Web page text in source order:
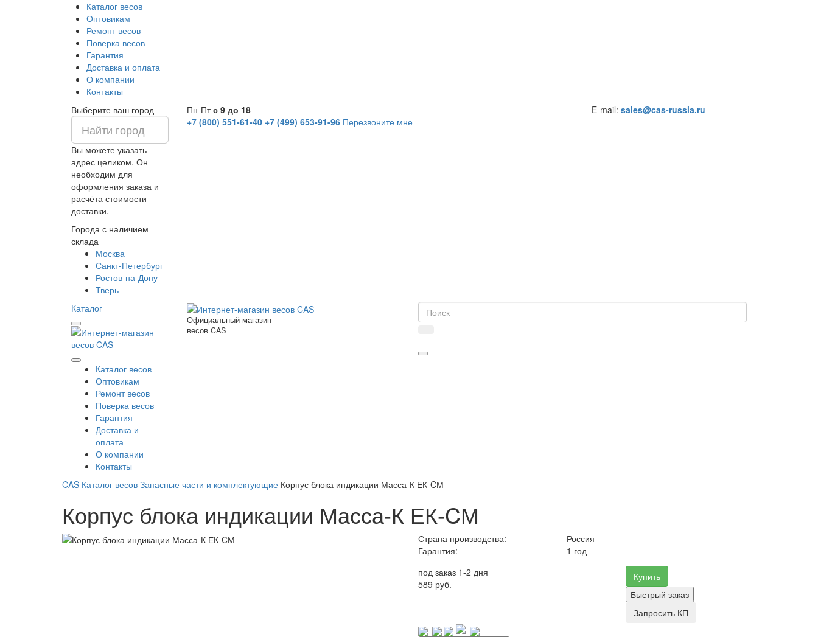
Каталог весов
Оптовикам
Ремонт весов
Поверка весов
Гарантия
Доставка и оплата
О компании
Контакты
Выберите ваш город
Вы можете указать
адрес целиком. Он
необходим для
оформления заказа и
расчёта стоимости
доставки.
Города с наличием
склада
Москва
Санкт-Петербург
Ростов-на-Дону
Тверь
Пн-Птс 9 до 18
+7 (800) 551-61-40 +7 (499) 653-91-96 Перезвоните мне
E-mail: sales@cas-russia.ru
Каталог
Каталог весов
Оптовикам
Ремонт весов
Поверка весов
Гарантия
Доставка и
оплата
О компании
Контакты
Официальный магазин
весов CAS
CAS Каталог весов Запасные части и комплектующие Корпус блока индикации Масса-К ЕК-CМ
Корпус блока индикации Масса-К ЕК-CМ
Страна производства:
Россия
Гарантия:
1 год
под заказ 1-2 дня
589 руб.
Купить
Быстрый заказ
Запросить КП